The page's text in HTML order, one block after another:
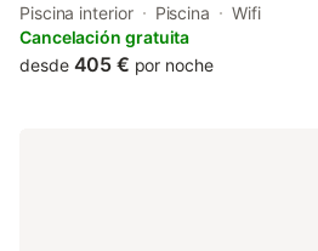
access to a terrace, tennis at the
parking and free WiFi.
Piscina interior Piscina
Wifi
Cancelación gratuita
desde 405 € por noche